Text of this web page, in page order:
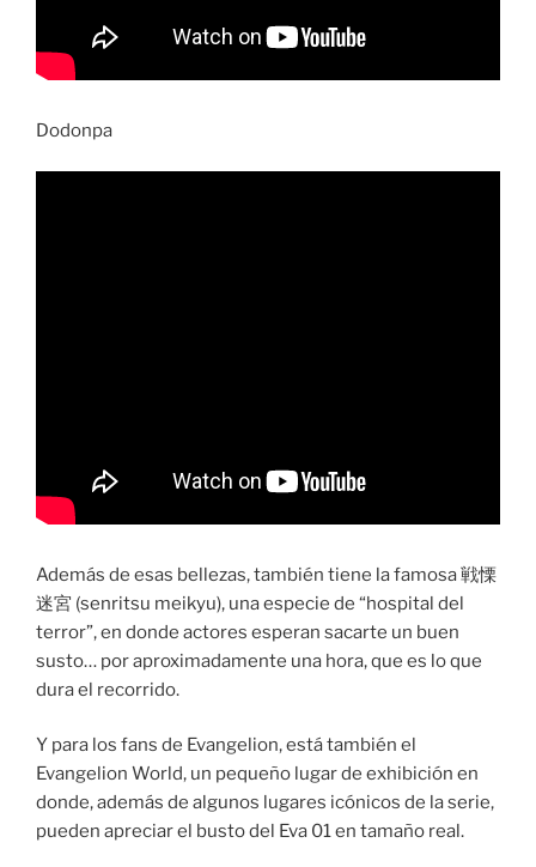
Dodonpa
Además de esas bellezas, también tiene la famosa 戦慄
迷宮 (senritsu meikyu), una especie de “hospital del
terror”, en donde actores esperan sacarte un buen
susto… por aproximadamente una hora, que es lo que
dura el recorrido.
Y para los fans de Evangelion, está también el
Evangelion World, un pequeño lugar de exhibición en
donde, además de algunos lugares icónicos de la serie,
pueden apreciar el busto del Eva 01 en tamaño real.